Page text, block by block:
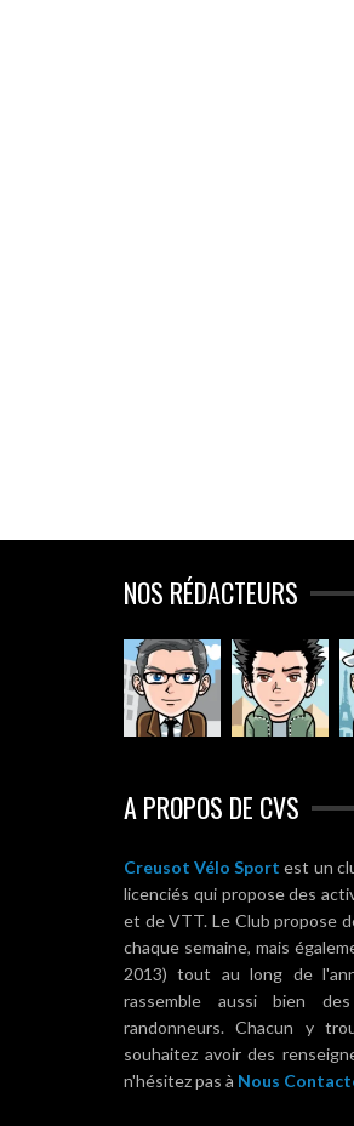
NOS RÉDACTEURS
A PROPOS DE CVS
Creusot Vélo Sport est un
licenciés qui propose des
et de VTT. Le Club propose
chaque semaine, mais
2013) tout au long de
rassemble aussi bien
randonneurs. Chacun y
souhaitez avoir des
n'hésitez pas à Nous